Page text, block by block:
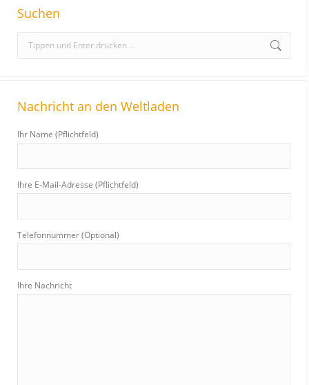
Suchen
e
c
:
Nachricht an den Weltladen
Ihr Name (Pflichtfeld)
Ihre E-Mail-Adresse (Pflichtfeld)
Telefonnummer (Optional)
Ihre Nachricht